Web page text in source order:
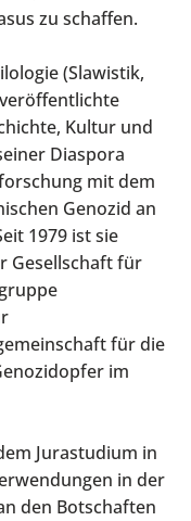
zu schaffen.
(Slawistik,
Kultur und
Diaspora
mit dem
Genozid an
1979 ist sie
Gesellschaft für
für die
im
Jurastudium in
in der
den Botschaften